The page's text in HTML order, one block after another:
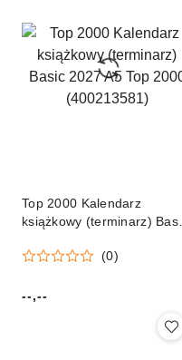
Top 2000 Kalendarz
książkowy (terminarz) Basic
(400213581) (0)
Cena:
--,--